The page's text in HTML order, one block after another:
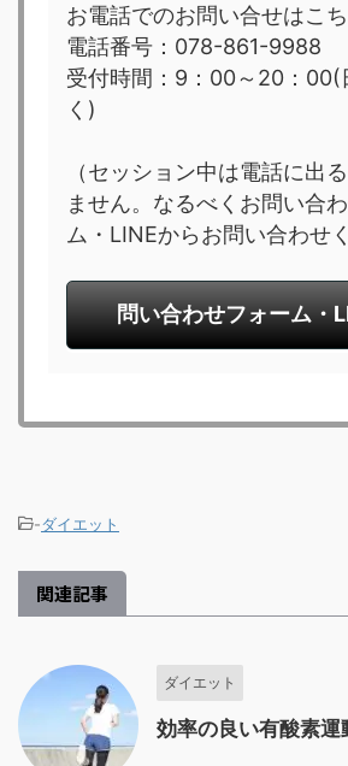
お電話でのお問い合せはこ
電話番号：078-861-9988
受付時間：9：00～20：00(
く)
（セッション中は電話に出
ません。なるべくお問い合
ム・LINEからお問い合わせ
問い合わせフォーム・
-ダイエット
関連記事
ダイエット
効率の良い有酸素運